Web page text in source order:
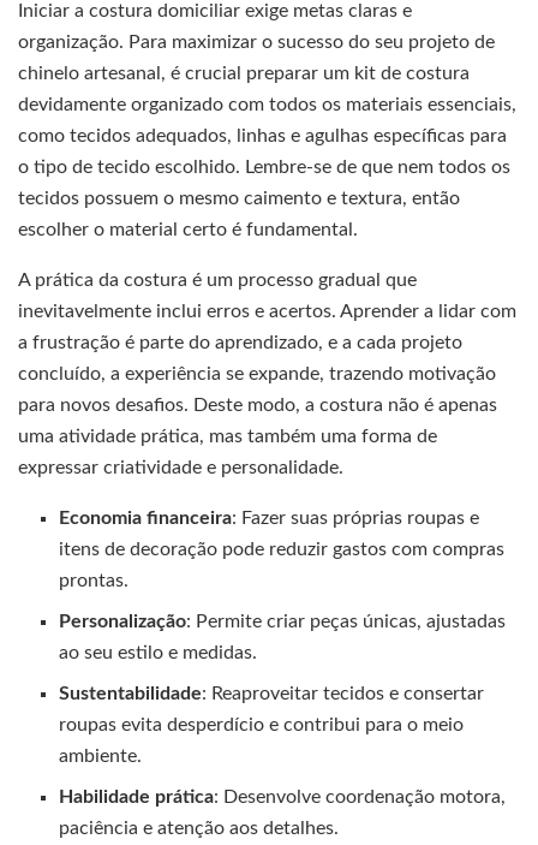
Iniciar a costura domiciliar exige metas claras e
organização. Para maximizar o sucesso do seu projeto de
chinelo artesanal, é crucial preparar um kit de costura
devidamente organizado com todos os materiais essenciais,
como tecidos adequados, linhas e agulhas específicas para
o tipo de tecido escolhido. Lembre-se de que nem todos os
tecidos possuem o mesmo caimento e textura, então
escolher o material certo é fundamental.
A prática da costura é um processo gradual que
inevitavelmente inclui erros e acertos. Aprender a lidar com
a frustração é parte do aprendizado, e a cada projeto
concluído, a experiência se expande, trazendo motivação
para novos desafios. Deste modo, a costura não é apenas
uma atividade prática, mas também uma forma de
expressar criatividade e personalidade.
Economia financeira: Fazer suas próprias roupas e
itens de decoração pode reduzir gastos com compras
prontas.
Personalização: Permite criar peças únicas, ajustadas
ao seu estilo e medidas.
Sustentabilidade: Reaproveitar tecidos e consertar
roupas evita desperdício e contribui para o meio
ambiente.
Habilidade prática: Desenvolve coordenação motora,
paciência e atenção aos detalhes.